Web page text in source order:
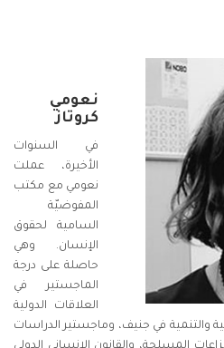
نعومي
كروتاز
في السنوات
الأخيرة، عملت
نعومي مع مكتب
المفوضيّة
السامية لحقوق
الإنسان. وهي
حاصلة على درجة
الماجستير في
العلاقات الدولية
والتنمية في جنيف، وماجستير الدراسات